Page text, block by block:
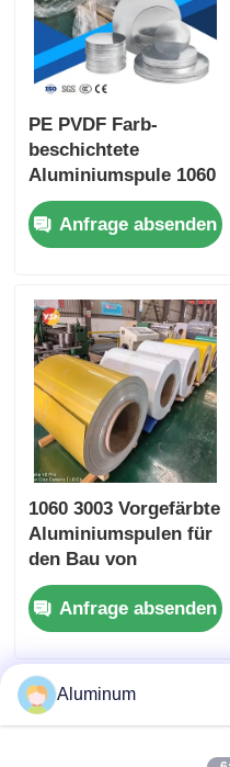
PE PVDF Farb-
beschichtete
Aluminiumspule 1060
3003 5052 0,2-6,0 mm
UV-wetterbeständig
für Dachrinnen-
Anfrage absenden
1060 3003 Vorgefärbte
Aluminiumspulen für
den Bau von
Dachplatten
Anfrage absenden
Aluminum